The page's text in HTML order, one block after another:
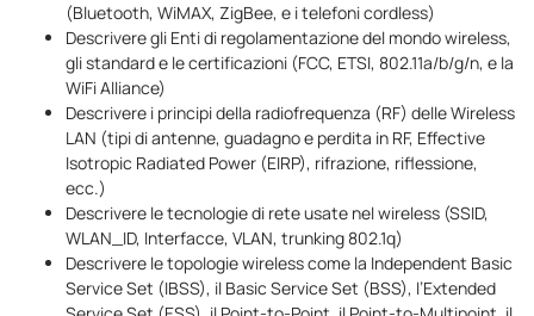
(Bluetooth, WiMAX, ZigBee, e i telefoni cordless)
Descrivere gli Enti di regolamentazione del mondo wireless,
gli standard e le certificazioni (FCC, ETSI, 802.11a/b/g/n, e la
WiFi Alliance)
Descrivere i principi della radiofrequenza (RF) delle Wireless
LAN (tipi di antenne, guadagno e perdita in RF, Effective
Isotropic Radiated Power (EIRP), rifrazione, riflessione,
ecc.)
Descrivere le tecnologie di rete usate nel wireless (SSID,
WLAN_ID, Interfacce, VLAN, trunking 802.1q)
Descrivere le topologie wireless come la Independent Basic
Service Set (IBSS), il Basic Service Set (BSS), l’Extended